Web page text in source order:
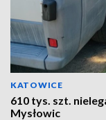
KATOWICE
610 tys. szt.
Mysłowic